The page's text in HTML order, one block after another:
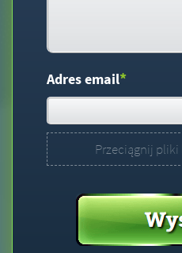
Adres email*
Przeciągnij